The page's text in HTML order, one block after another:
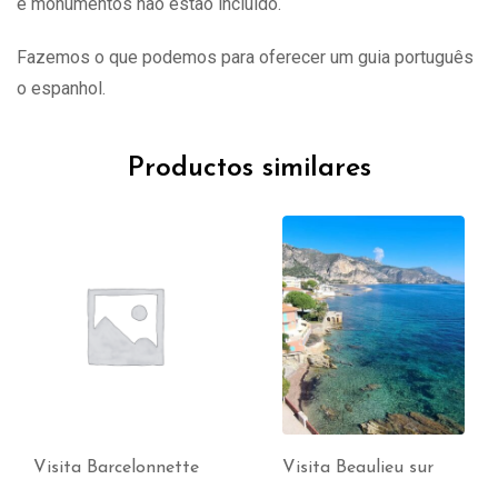
e monumentos não estão incluído.
Fazemos o que podemos para oferecer um guia português
o espanhol.
Productos similares
Visita Barcelonnette
Visita Beaulieu sur